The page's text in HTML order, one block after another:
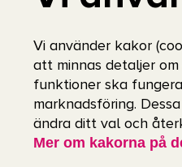
Öppettider
Måndag:
Tisdag:
Onsdag:
Vi använder kakor
att minnas detaljer
funktioner ska
marknadsföring.
ändra ditt val och
Mer om kakorna på